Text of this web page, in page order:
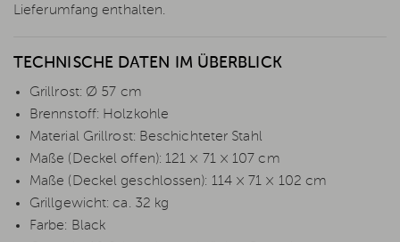
Lieferumfang enthalten.
TECHNISCHE DATEN IM ÜBERBLICK
Grillrost: Ø 57 cm
Brennstoff: Holzkohle
Material Grillrost: Beschichteter Stahl
Maße (Deckel offen): 121 × 71 × 107 cm
Maße (Deckel geschlossen): 114 × 71 × 102 cm
Grillgewicht: ca. 32 kg
Farbe: Black